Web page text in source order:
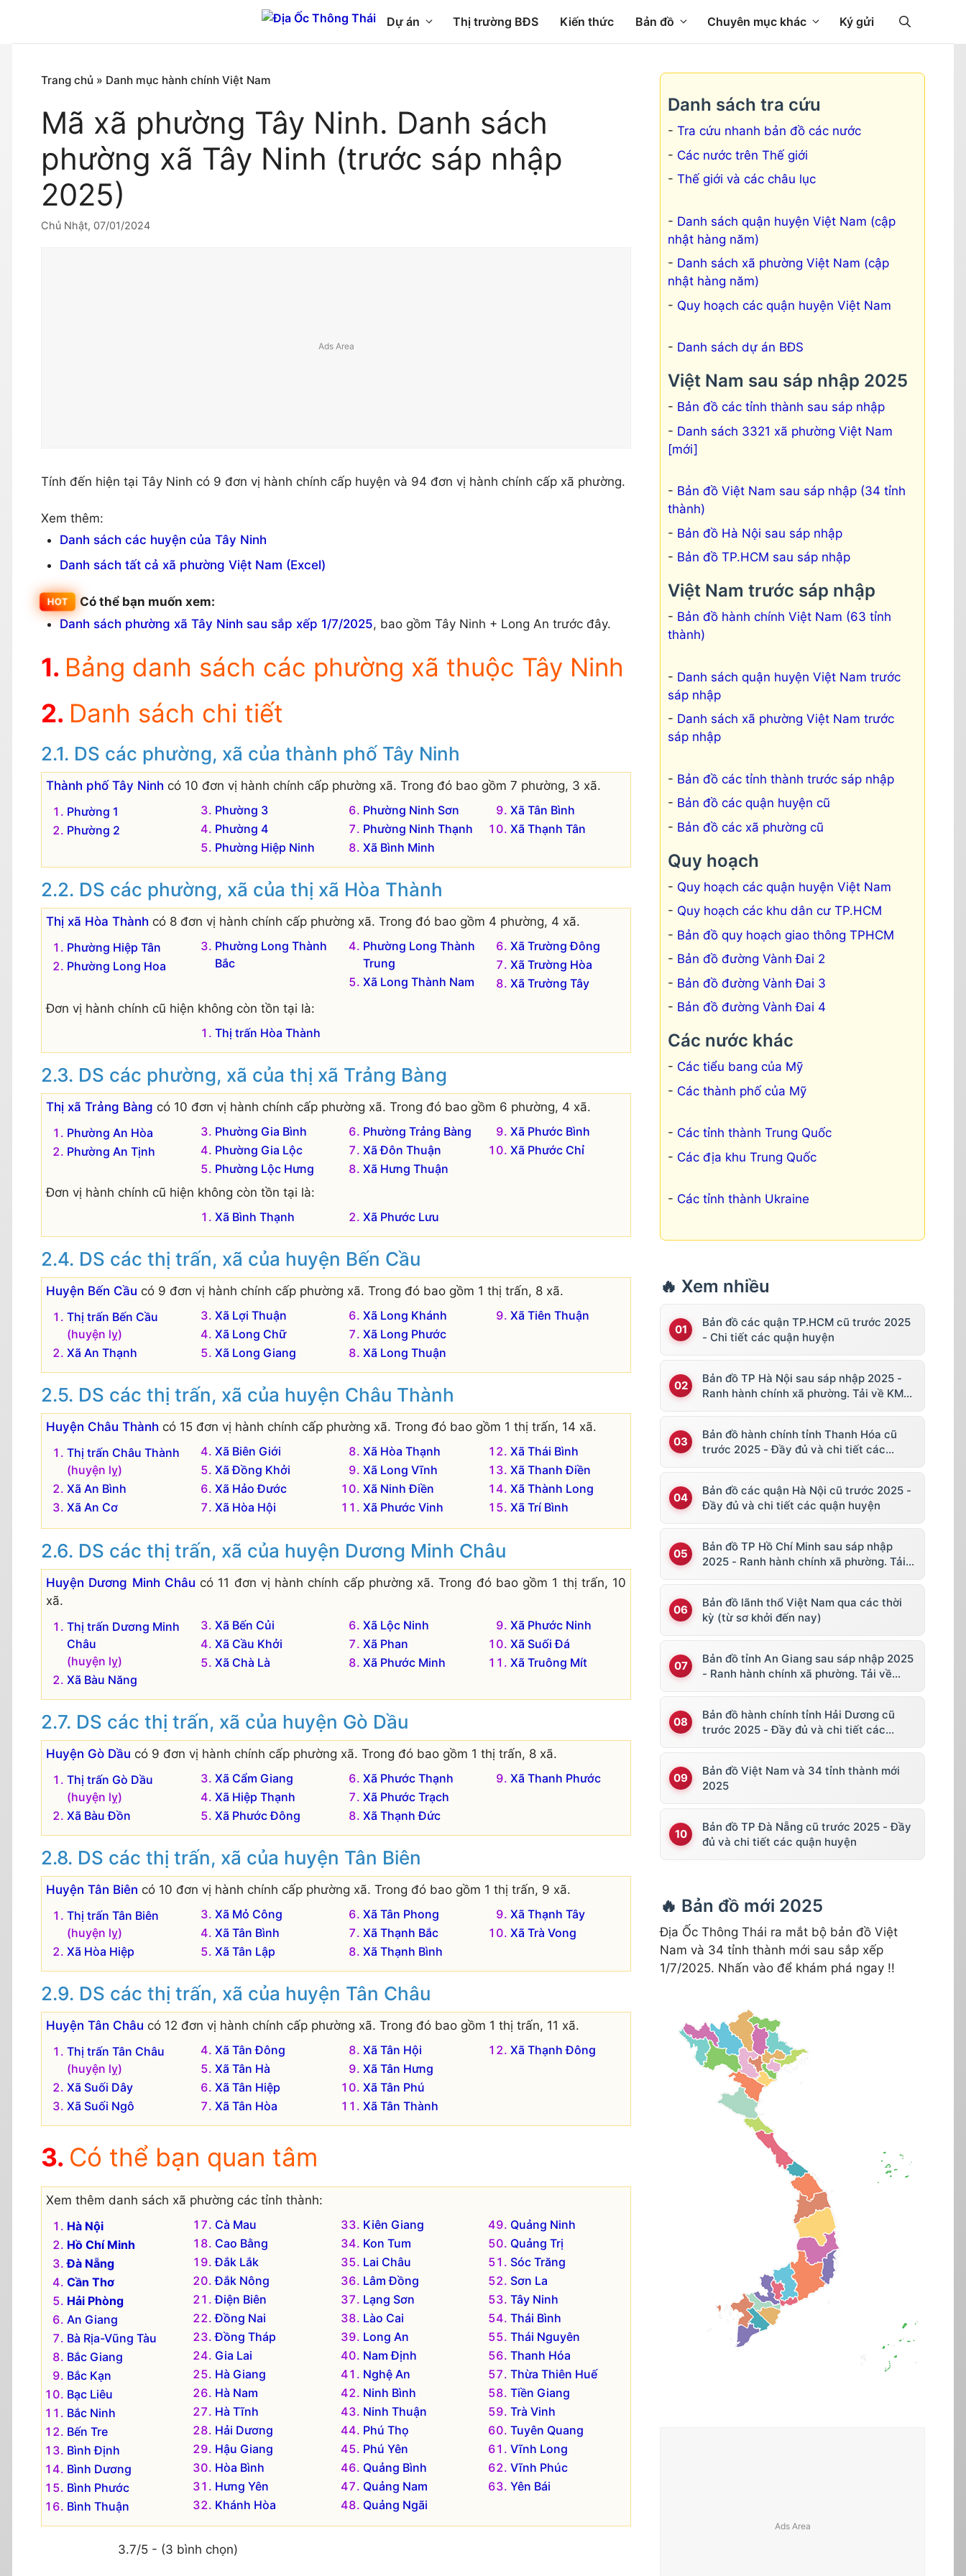
nội
Dự án Thị trường BĐS Kiến thức Bản đồ Chuyên mục khác Ký gửi
Trang chủ » Danh mục hành chính Việt Nam
Mã xã phường Tây Ninh. Danh sách
phường xã Tây Ninh (trước sáp nhập
2025)
Chủ Nhật, 07/01/2024
Tính đến hiện tại Tây Ninh có 9 đơn vị hành chính cấp huyện và 94 đơn vị hành chính cấp xã phường.
Xem thêm:
Danh sách các huyện của Tây Ninh
Danh sách tất cả xã phường Việt Nam (Excel)
Có thể bạn muốn xem:
Danh sách phường xã Tây Ninh sau sắp xếp 1/7/2025, bao gồm Tây Ninh + Long An trước đây.
Bảng danh sách các phường xã thuộc Tây Ninh
Danh sách chi tiết
DS các phường, xã của thành phố Tây Ninh
Thành phố Tây Ninh có 10 đơn vị hành chính cấp phường xã. Trong đó bao gồm 7 phường, 3 xã.
Phường 1
Phường 2
Phường 3
Phường 4
Phường Hiệp Ninh
Phường Ninh Sơn
Phường Ninh Thạnh
Xã Bình Minh
Xã Tân Bình
Xã Thạnh Tân
DS các phường, xã của thị xã Hòa Thành
Thị xã Hòa Thành có 8 đơn vị hành chính cấp phường xã. Trong đó bao gồm 4 phường, 4 xã.
Phường Hiệp Tân
Phường Long Hoa
Phường Long Thành
Bắc
Phường Long Thành
Trung
Xã Long Thành Nam
Xã Trường Đông
Xã Trường Hòa
Xã Trường Tây
Đơn vị hành chính cũ hiện không còn tồn tại là:
Thị trấn Hòa Thành
DS các phường, xã của thị xã Trảng Bàng
Thị xã Trảng Bàng có 10 đơn vị hành chính cấp phường xã. Trong đó bao gồm 6 phường, 4 xã.
Phường An Hòa
Phường An Tịnh
Phường Gia Bình
Phường Gia Lộc
Phường Lộc Hưng
Phường Trảng Bàng
Xã Đôn Thuận
Xã Hưng Thuận
Xã Phước Bình
Xã Phước Chỉ
Đơn vị hành chính cũ hiện không còn tồn tại là:
Xã Bình Thạnh
Xã Phước Lưu
DS các thị trấn, xã của huyện Bến Cầu
Huyện Bến Cầu có 9 đơn vị hành chính cấp phường xã. Trong đó bao gồm 1 thị trấn, 8 xã.
Thị trấn Bến Cầu
(huyện lỵ)
Xã An Thạnh
Xã Lợi Thuận
Xã Long Chữ
Xã Long Giang
Xã Long Khánh
Xã Long Phước
Xã Long Thuận
Xã Tiên Thuận
DS các thị trấn, xã của huyện Châu Thành
Huyện Châu Thành có 15 đơn vị hành chính cấp phường xã. Trong đó bao gồm 1 thị trấn, 14 xã.
Thị trấn Châu Thành
(huyện lỵ)
Xã An Bình
Xã An Cơ
Xã Biên Giới
Xã Đồng Khởi
Xã Hảo Đước
Xã Hòa Hội
Xã Hòa Thạnh
Xã Long Vĩnh
Xã Ninh Điền
Xã Phước Vinh
Xã Thái Bình
Xã Thanh Điền
Xã Thành Long
Xã Trí Bình
DS các thị trấn, xã của huyện Dương Minh Châu
Huyện Dương Minh Châu có 11 đơn vị hành chính cấp phường xã. Trong đó bao gồm 1 thị trấn, 10
xã.
Thị trấn Dương Minh
Châu
(huyện lỵ)
Xã Bàu Năng
Xã Bến Củi
Xã Cầu Khởi
Xã Chà Là
Xã Lộc Ninh
Xã Phan
Xã Phước Minh
Xã Phước Ninh
Xã Suối Đá
Xã Truông Mít
DS các thị trấn, xã của huyện Gò Dầu
Huyện Gò Dầu có 9 đơn vị hành chính cấp phường xã. Trong đó bao gồm 1 thị trấn, 8 xã.
Thị trấn Gò Dầu
(huyện lỵ)
Xã Bàu Đồn
Xã Cẩm Giang
Xã Hiệp Thạnh
Xã Phước Đông
Xã Phước Thạnh
Xã Phước Trạch
Xã Thạnh Đức
Xã Thanh Phước
DS các thị trấn, xã của huyện Tân Biên
Huyện Tân Biên có 10 đơn vị hành chính cấp phường xã. Trong đó bao gồm 1 thị trấn, 9 xã.
Thị trấn Tân Biên
(huyện lỵ)
Xã Hòa Hiệp
Xã Mỏ Công
Xã Tân Bình
Xã Tân Lập
Xã Tân Phong
Xã Thạnh Bắc
Xã Thạnh Bình
Xã Thạnh Tây
Xã Trà Vong
DS các thị trấn, xã của huyện Tân Châu
Huyện Tân Châu có 12 đơn vị hành chính cấp phường xã. Trong đó bao gồm 1 thị trấn, 11 xã.
Thị trấn Tân Châu
(huyện lỵ)
Xã Suối Dây
Xã Suối Ngô
Xã Tân Đông
Xã Tân Hà
Xã Tân Hiệp
Xã Tân Hòa
Xã Tân Hội
Xã Tân Hưng
Xã Tân Phú
Xã Tân Thành
Xã Thạnh Đông
Có thể bạn quan tâm
Xem thêm danh sách xã phường các tỉnh thành:
Hà Nội
Hồ Chí Minh
Đà Nẵng
Cần Thơ
Hải Phòng
An Giang
Bà Rịa-Vũng Tàu
Bắc Giang
Bắc Kạn
Bạc Liêu
Bắc Ninh
Bến Tre
Bình Định
Bình Dương
Bình Phước
Bình Thuận
Cà Mau
Cao Bằng
Đắk Lắk
Đắk Nông
Điện Biên
Đồng Nai
Đồng Tháp
Gia Lai
Hà Giang
Hà Nam
Hà Tĩnh
Hải Dương
Hậu Giang
Hòa Bình
Hưng Yên
Khánh Hòa
Kiên Giang
Kon Tum
Lai Châu
Lâm Đồng
Lạng Sơn
Lào Cai
Long An
Nam Định
Nghệ An
Ninh Bình
Ninh Thuận
Phú Thọ
Phú Yên
Quảng Bình
Quảng Nam
Quảng Ngãi
Quảng Ninh
Quảng Trị
Sóc Trăng
Sơn La
Tây Ninh
Thái Bình
Thái Nguyên
Thanh Hóa
Thừa Thiên Huế
Tiền Giang
Trà Vinh
Tuyên Quang
Vĩnh Long
Vĩnh Phúc
Yên Bái
3.7/5 - (3 bình chọn)
Danh sách tra cứu
Tra cứu nhanh bản đồ các nước
Các nước trên Thế giới
Thế giới và các châu lục
Danh sách quận huyện Việt Nam (cập
nhật hàng năm)
Danh sách xã phường Việt Nam (cập
nhật hàng năm)
Quy hoạch các quận huyện Việt Nam
Danh sách dự án BĐS
Việt Nam sau sáp nhập 2025
Bản đồ các tỉnh thành sau sáp nhập
Danh sách 3321 xã phường Việt Nam
[mới]
Bản đồ Việt Nam sau sáp nhập (34 tỉnh
thành)
Bản đồ Hà Nội sau sáp nhập
Bản đồ TP.HCM sau sáp nhập
Việt Nam trước sáp nhập
Bản đồ hành chính Việt Nam (63 tỉnh
thành)
Danh sách quận huyện Việt Nam trước
sáp nhập
Danh sách xã phường Việt Nam trước
sáp nhập
Bản đồ các tỉnh thành trước sáp nhập
Bản đồ các quận huyện cũ
Bản đồ các xã phường cũ
Quy hoạch
Quy hoạch các quận huyện Việt Nam
Quy hoạch các khu dân cư TP.HCM
Bản đồ quy hoạch giao thông TPHCM
Bản đồ đường Vành Đai 2
Bản đồ đường Vành Đai 3
Bản đồ đường Vành Đai 4
Các nước khác
Các tiểu bang của Mỹ
Các thành phố của Mỹ
Các tỉnh thành Trung Quốc
Các địa khu Trung Quốc
Các tỉnh thành Ukraine
🔥 Xem nhiều
Bản đồ các quận TP.HCM cũ trước 2025
- Chi tiết các quận huyện
Bản đồ TP Hà Nội sau sáp nhập 2025 -
Ranh hành chính xã phường. Tải về KML,
Bản đồ hành chính tỉnh Thanh Hóa cũ
trước 2025 - Đầy đủ và chi tiết các
Bản đồ các quận Hà Nội cũ trước 2025 -
Đầy đủ và chi tiết các quận huyện
Bản đồ TP Hồ Chí Minh sau sáp nhập
2025 - Ranh hành chính xã phường. Tải
Bản đồ lãnh thổ Việt Nam qua các thời
kỳ (từ sơ khởi đến nay)
Bản đồ tỉnh An Giang sau sáp nhập 2025
- Ranh hành chính xã phường. Tải về
Bản đồ hành chính tỉnh Hải Dương cũ
trước 2025 - Đầy đủ và chi tiết các
Bản đồ Việt Nam và 34 tỉnh thành mới
2025
Bản đồ TP Đà Nẵng cũ trước 2025 - Đầy
đủ và chi tiết các quận huyện
🔥 Bản đồ mới 2025
Địa Ốc Thông Thái ra mắt bộ bản đồ Việt
Nam và 34 tỉnh thành mới sau sắp xếp
1/7/2025. Nhấn vào để khám phá ngay !!